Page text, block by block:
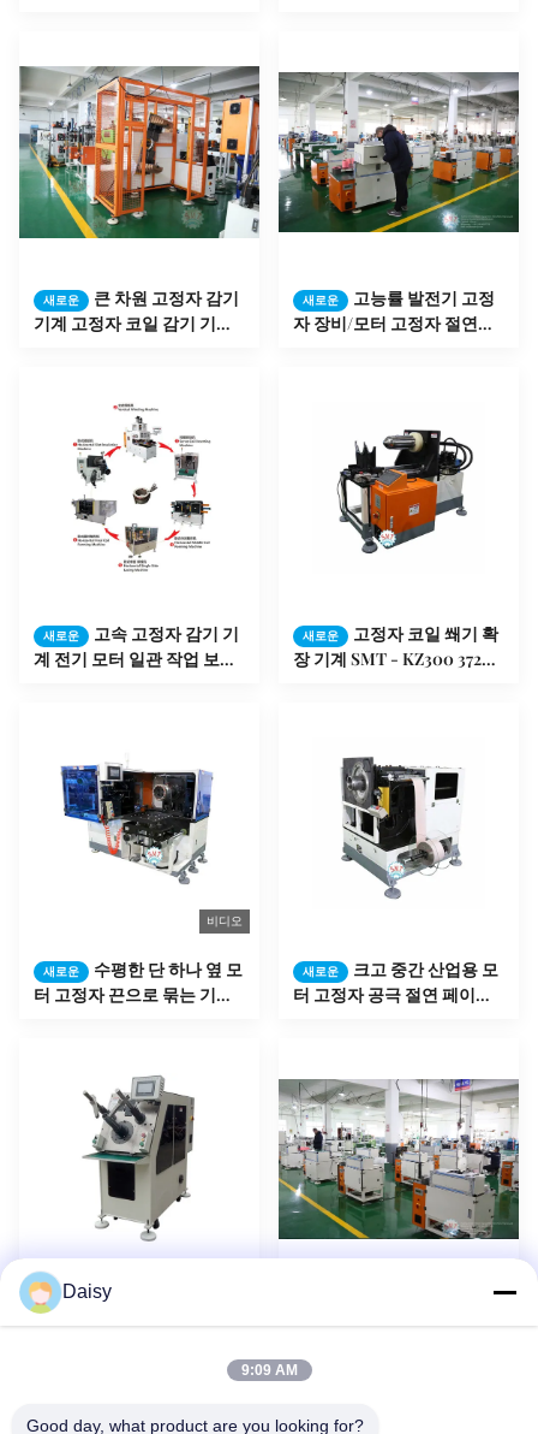
새로운
큰 차원 고정자 감기
기계 고정자 코일 감기 기계
새로운
고능률 발전기 고정
자 장비/모터 고정자 절연제
새로운
고속 고정자 감기 기
계 전기 모터 일관 작업 보장
새로운
고정자 코일 쐐기 확
장 기계 SMT - KZ300 3726 x
비디오
새로운
수평한 단 하나 옆 모
터 고정자 끈으로 묶는 기계
새로운
크고 중간 산업용 모
터 고정자 공극 절연 페이퍼
새로운
자동 압축기 모터 고
정자 생산 일관 작업 코일 감
제 서류상 삽입 기계 OEM 조
Daisy
9:09 AM
Good day, what product are you looking for?